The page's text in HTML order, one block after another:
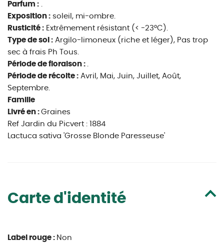
Parfum : .
Exposition : soleil, mi-ombre.
Rusticité : Extrêmement résistant (< -23°C).
Type de sol : Argilo-limoneux (riche et léger), Pas trop
sec à frais Ph Tous.
Période de floraison : .
Période de récolte : Avril, Mai, Juin, Juillet, Août,
Septembre.
Famille
Livré en : Graines
Ref Jardin du Picvert : 1884
Lactuca sativa 'Grosse Blonde Paresseuse'
Carte d'identité
Label rouge : Non